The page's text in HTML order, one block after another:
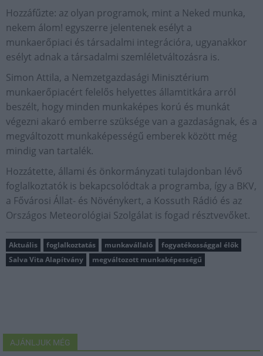
Hozzáfűzte: az olyan programok, mint a Neked munka,
nekem álom! egyszerre jelentenek esélyt a
munkaerőpiaci és társadalmi integrációra, ugyanakkor
esélyt adnak a társadalmi szemléletváltozásra is.
Simon Attila, a Nemzetgazdasági Minisztérium
munkaerőpiacért felelős helyettes államtitkára arról
beszélt, hogy minden munkaképes korú és munkát
végezni akaró emberre szüksége van a gazdaságnak, és a
megváltozott munkaképességű emberek között még
mindig van tartalék.
Hozzátette, állami és önkormányzati tulajdonban lévő
foglalkoztatók is bekapcsolódtak a programba, így a BKV,
a Fővárosi Állat- és Növénykert, a Kossuth Rádió és az
Országos Meteorológiai Szolgálat is fogad résztvevőket.
Aktuális foglalkoztatás munkavállaló
fogyatékossággal élők
Salva Vita Alapítvány
megváltozott munkaképességű
AJÁNLJUK MÉG